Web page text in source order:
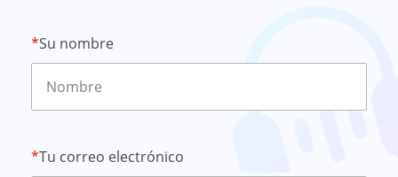
*Su nombre
*Tu correo electrónico